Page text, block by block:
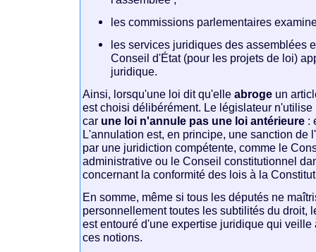
les commissions parlementaires
les services juridiques des assemblées
Conseil d'État (pour les projets de loi)
juridique.
Ainsi, lorsqu'une loi dit qu'elleabroge un
est choisi délibérément. Le législateur
car une loi n'annule pas une loi antérieure :
L'annulation est, en principe, une sanction de
par une juridiction compétente, comme le
administrative ou le Conseil constitutionnel
concernant la conformité des lois à la
En somme, même si tous les députés ne
personnellement toutes les subtilités du droit,
est entouré d'une expertise juridique qui veille
ces notions.